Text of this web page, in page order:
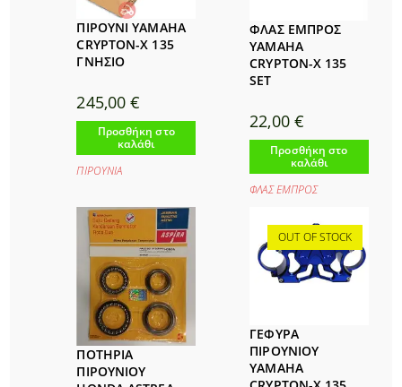
ΠΙΡΟΥΝΙ YAMAHA
CRYPTON-X 135
ΓΝΗΣΙΟ
245,00€
Προσθήκη στο
καλάθι
ΠΙΡΟΥΝΙΑ
ΦΛΑΣ ΕΜΠΡΟΣ
YAMAHA
CRYPTON-X 135
SET
22,00 €
Προσθήκη στο
καλάθι
ΦΛΑΣ ΕΜΠΡΟΣ
ΠΟΤΗΡΙΑ
ΠΙΡΟΥΝΙΟΥ
OUT OF STOCK
ΓΕΦΥΡΑ
ΠΙΡΟΥΝΙΟΥ
YAMAHA